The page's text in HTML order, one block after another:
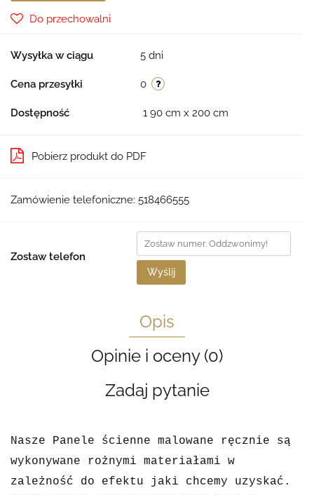
Do przechowalni
Wysyłka w ciągu 5 dni
Cena przesyłki 0
Dostępność 1 90 cm x 200 cm
Pobierz produkt do PDF
Zamówienie telefoniczne: 518466555
Zostaw telefon
Wyślij
Opis
Opinie i oceny (0)
Zadaj pytanie
Nasze Panele ścienne malowane ręcznie są
wykonywane rożnymi materiałami w
zależność do efektu jaki chcemy uzyskać.